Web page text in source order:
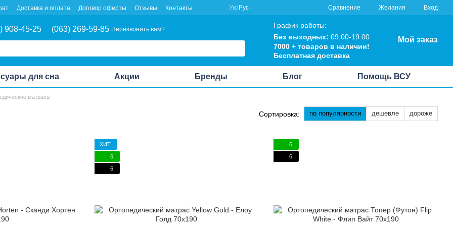
Доставка и оплата Договор оферты Отзывы Контакты Укр Рус Сравнение Желания Вход
908-45-25 (063) 269-59-85 Перезвонить вам?
График работы:
Без выходных: 09:00-19:00
7000 + товаров в наличии!
Бесплатная доставка
Мой заказ
для сна Акции Бренды Блог Помощь ВСУ
матрасы
Сортировка: по популярности дешевле дороже
ХИТ
6
6
6
6